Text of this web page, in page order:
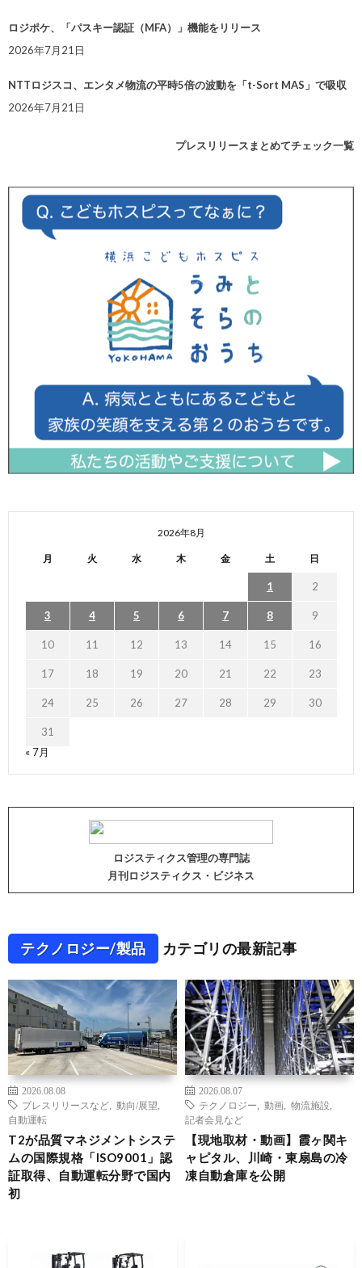
ロジポケ、「パスキー認証（MFA）」機能をリリース
2026年7月21日
NTTロジスコ、エンタメ物流の平時5倍の波動を「t-Sort MAS」で吸収
2026年7月21日
プレスリリースまとめてチェック一覧
2026年8月
月 火 水 木 金 土 日
1 2
3 4 5 6 7 8 9
10 11 12 13 14 15 16
17 18 19 20 21 22 23
24 25 26 27 28 29 30
31
« 7月
ロジスティクス管理の専門誌
月刊ロジスティクス・ビジネス
テクノロジー/製品 カテゴリの最新記事
2026.08.08
プレスリリースなど
動向/展望
自動運転
T2が品質マネジメントシステ
ムの国際規格「ISO9001」認
証取得、自動運転分野で国内
初
2026.08.07
テクノロジー
動画 物流施設
記者会見など
【現地取材・動画】霞ヶ関キ
ャピタル、川崎・東扇島の冷
凍自動倉庫を公開